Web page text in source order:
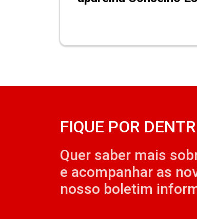
FIQUE POR
Quer saber mais
e acompanhar as
nosso boletim